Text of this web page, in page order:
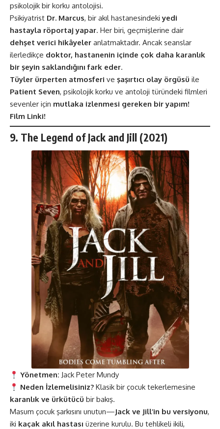
psikolojik bir korku antolojisi.
Psikiyatrist Dr. Marcus, bir akıl hastanesindekiyedi
hastayla röportaj yapar. Her biri, geçmişlerine dair
dehşet verici hikâyeler anlatmaktadır. Ancak seanslar
ilerledikçe doktor, hastanenin içinde çok daha karanlık
bir şeyin saklandığını fark eder.
Tüyler ürperten atmosferi ve şaşırtıcı olay örgüsü ile
Patient Seven, psikolojik korku ve antoloji türündeki filmleri
sevenler için mutlaka izlenmesi gereken bir yapım!
Film Linki!
9. The Legend of Jack and Jill (2021)
Yönetmen: Jack Peter Mundy
Neden İzlemelisiniz? Klasik bir çocuk tekerlemesine
karanlık ve ürkütücü bir bakış.
Masum çocuk şarkısını unutun—Jack ve Jill’in bu versiyonu,
iki kaçak akıl hastası üzerine kurulu. Bu tehlikeli ikili,